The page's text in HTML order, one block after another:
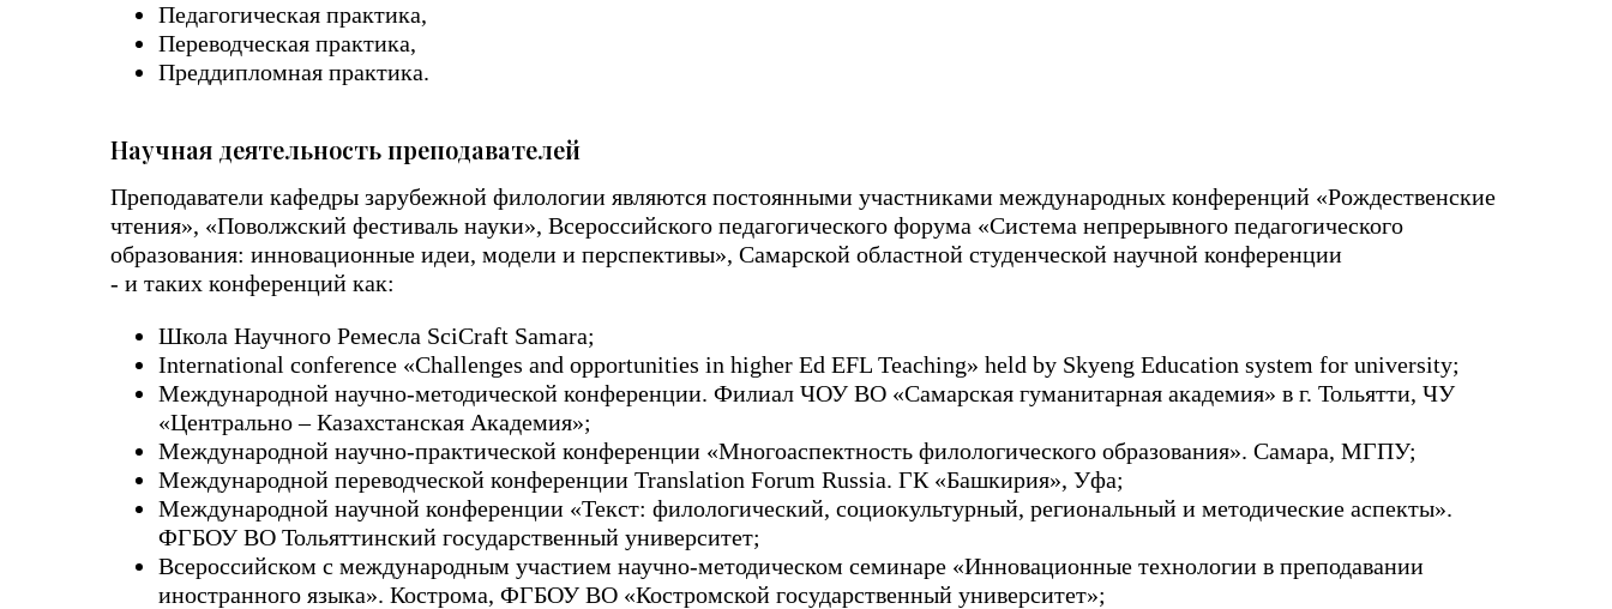
Педагогическая практика,
Переводческая практика,
Преддипломная практика.
Научная деятельность преподавателей
Преподаватели кафедры зарубежной филологии являются постоянными участниками международных конференций «Рождественские
чтения», «Поволжский фестиваль науки», Всероссийского педагогического форума «Система непрерывного педагогического
образования: инновационные идеи, модели и перспективы», Самарской областной студенческой научной конференции
- и таких конференций как:
Школа Научного Ремесла SciCraft Samara;
International conference «Challenges and opportunities in higher Ed EFL Teaching» held by Skyeng Education system for university;
Международной научно-методической конференции. Филиал ЧОУ ВО «Самарская гуманитарная академия» в г. Тольятти, ЧУ
«Центрально – Казахстанская Академия»;
Международной научно-практической конференции «Многоаспектность филологического образования». Самара, МГПУ;
Международной переводческой конференции Translation Forum Russia. ГК «Башкирия», Уфа;
Международной научной конференции «Текст: филологический, социокультурный, региональный и методические аспекты».
ФГБОУ ВО Тольяттинский государственный университет;
Всероссийском с международным участием научно-методическом семинаре «Инновационные технологии в преподавании
иностранного языка». Кострома, ФГБОУ ВО «Костромской государственный университет»;